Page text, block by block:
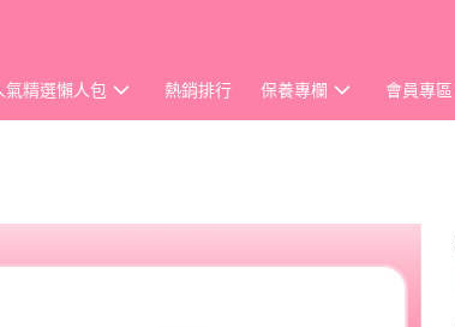
氣精選懶人包 熱銷排行 保養專欄 會員專區